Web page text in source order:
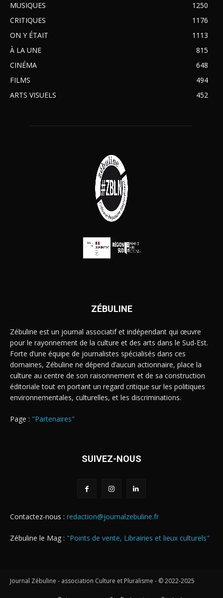
MUSIQUES
1250
CRITIQUES
1176
ON Y ÉTAIT
1113
À LA UNE
815
CINÉMA
648
FILMS
494
ARTS VISUELS
452
ZÉBULINE
Zébuline est un journal associatif et indépendant qui œuvre
pour le rayonnement de la culture et des arts dans le Sud-Est.
Forte d’une équipe de journalistes spécialisés dans ces
domaines, Zébuline ne dépend d’aucun actionnaire, place la
culture au centre de son raisonnement et de sa construction
éditoriale tout en portant un regard critique sur les politiques
environnementales, culturelles, et les discriminations.
Page : "Partenaires"
SUIVEZ-NOUS
Contactez-nous : redaction@journalzebuline.fr
Zébuline le Mag : "Points de vente, Librairies et lieux culturels"
Journal Zébuline - association Culture et Pluralisme - © 2022-2025